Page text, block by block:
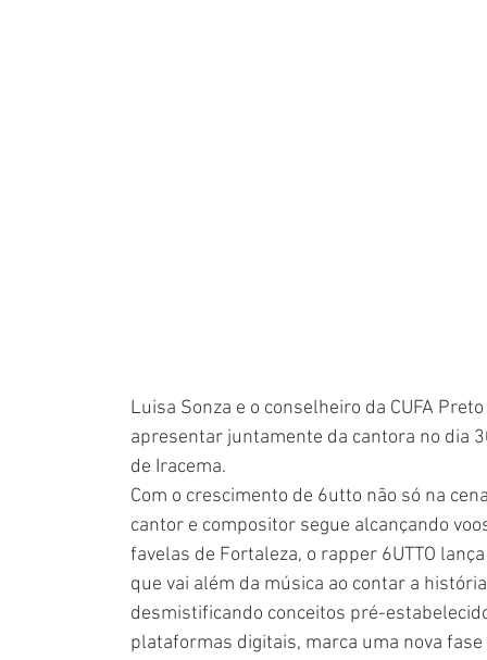
Luisa Sonza e o conselheiro da CUFA
apresentar juntamente da cantora no dia
de Iracema.
Com o crescimento de 6utto não só na
cantor e compositor segue alcançando
favelas de Fortaleza, o rapper 6UTTO
que vai além da música ao contar a
desmistificando conceitos pré-
plataformas digitais, marca uma nova